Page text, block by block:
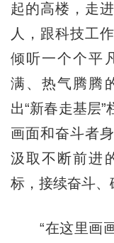
起的高楼，走
人，跟科技工
倾听一个个平
满、热气腾腾
出“新春走基层
画面和奋斗者
汲取不断前进
标，接续奋斗、
“在这里画画